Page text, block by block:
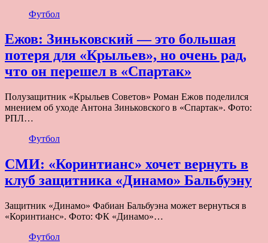
Футбол
Ежов: Зиньковский — это большая
потеря для «Крыльев», но очень рад,
что он перешел в «Спартак»
Полузащитник «Крыльев Советов» Роман Ежов поделился
мнением об уходе Антона Зиньковского в «Спартак». Фото:
РПЛ…
Футбол
СМИ: «Коринтианс» хочет вернуть в
клуб защитника «Динамо» Бальбуэну
Защитник «Динамо» Фабиан Бальбуэна может вернуться в
«Коринтианс». Фото: ФК «Динамо»…
Футбол